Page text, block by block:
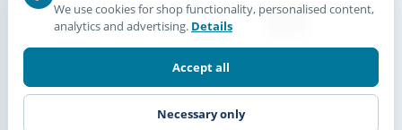
We use cookies for shop functionality, personalised content,
analytics and advertising. Details
Accept all
Necessary only